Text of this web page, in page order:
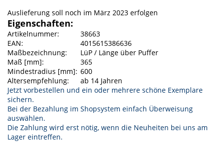
Auslieferung soll noch im März 2023 erfolgen
Eigenschaften:
Artikelnummer:
38663
EAN:
4015615386636
Maßbezeichnung:
LüP / Länge über Puffer
Maß [mm]:
365
Mindestradius [mm]: 600
Altersempfehlung:
ab 14 Jahren
Jetzt vorbestellen und ein oder mehrere schöne Exemplare
sichern.
Bei der Bezahlung im Shopsystem einfach Überweisung
auswählen.
Die Zahlung wird erst nötig, wenn die Neuheiten bei uns am
Lager eintreffen.